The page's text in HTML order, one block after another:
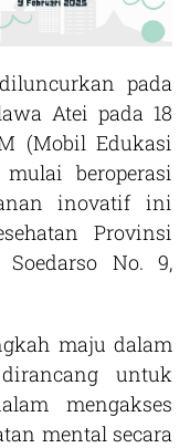
pada
Atei pada 18
(Mobil Edukasi
beroperasi
inovatif ini
Provinsi
No. 9,
maju dalam
untuk
mengakses
mental secara